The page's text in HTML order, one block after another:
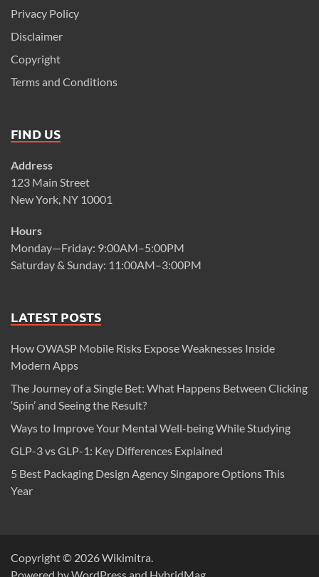
Privacy Policy
Disclaimer
Copyright
Terms and Conditions
FIND US
Address
123 Main Street
New York, NY 10001
Hours
Monday—Friday: 9:00AM–5:00PM
Saturday & Sunday: 11:00AM–3:00PM
LATEST POSTS
How OWASP Mobile Risks Expose Weaknesses Inside
Modern Apps
The Journey of a Single Bet: What Happens Between Clicking
‘Spin’ and Seeing the Result?
Ways to Improve Your Mental Well-being While Studying
GLP-3 vs GLP-1: Key Differences Explained
5 Best Packaging Design Agency Singapore Options This
Year
Copyright © 2026Wikimitra